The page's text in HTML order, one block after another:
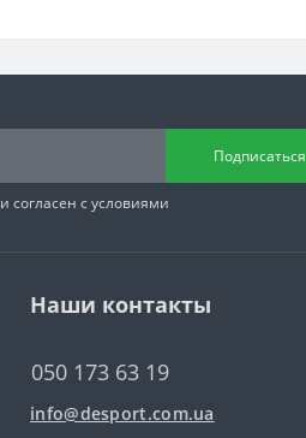
Подписаться
и согласен с условиями
Наши контакты
050 173 63 19
info@desport.com.ua